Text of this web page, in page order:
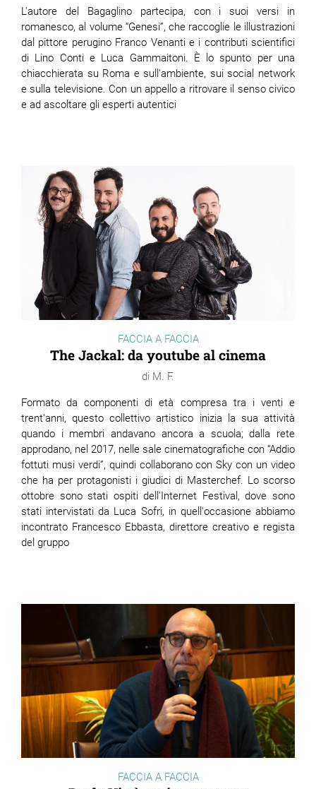
L'autore del Bagaglino partecipa, con i suoi versi in
romanesco, al volume “Genesi”, che raccoglie le illustrazioni
dal pittore perugino Franco Venanti e i contributi scientifici
di Lino Conti e Luca Gammaitoni. È lo spunto per una
chiacchierata su Roma e sull'ambiente, sui social network
e sulla televisione. Con un appello a ritrovare il senso civico
e ad ascoltare gli esperti autentici
FACCIA A FACCIA
The Jackal: da youtube al cinema
M. F.
Formato da componenti di età compresa tra i venti e
trent'anni, questo collettivo artistico inizia la sua attività
quando i membri andavano ancora a scuola; dalla rete
approdano, nel 2017, nelle sale cinematografiche con “Addio
fottuti musi verdi”, quindi collaborano con Sky con un video
che ha per protagonisti i giudici di Masterchef. Lo scorso
ottobre sono stati ospiti dell'Internet Festival, dove sono
stati intervistati da Luca Sofri, in quell'occasione abbiamo
incontrato Francesco Ebbasta, direttore creativo e regista
del gruppo
FACCIA A FACCIA